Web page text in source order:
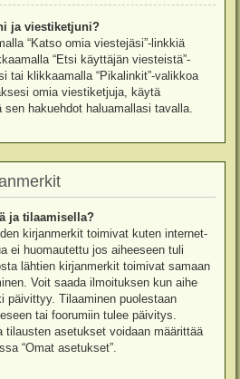
ja viestiketjuni?
“Katso omia viestejäsi”-linkkiä
“Etsi käyttäjän viesteistä”-
tai klikkaamalla “Pikalinkit”-valikkoa
omia viestiketjuja, käytä
hakuehdot haluamallasi tavalla.
ja tilaamisella?
kirjanmerkit toimivat kuten internet-
ei huomautettu jos aiheeseen tuli
lähtien kirjanmerkit toimivat samaan
Voit saada ilmoituksen kun aihe
päivittyy. Tilaaminen puolestaan
tai foorumiin tulee päivitys.
tilausten asetukset voidaan määrittää
“Omat asetukset”.